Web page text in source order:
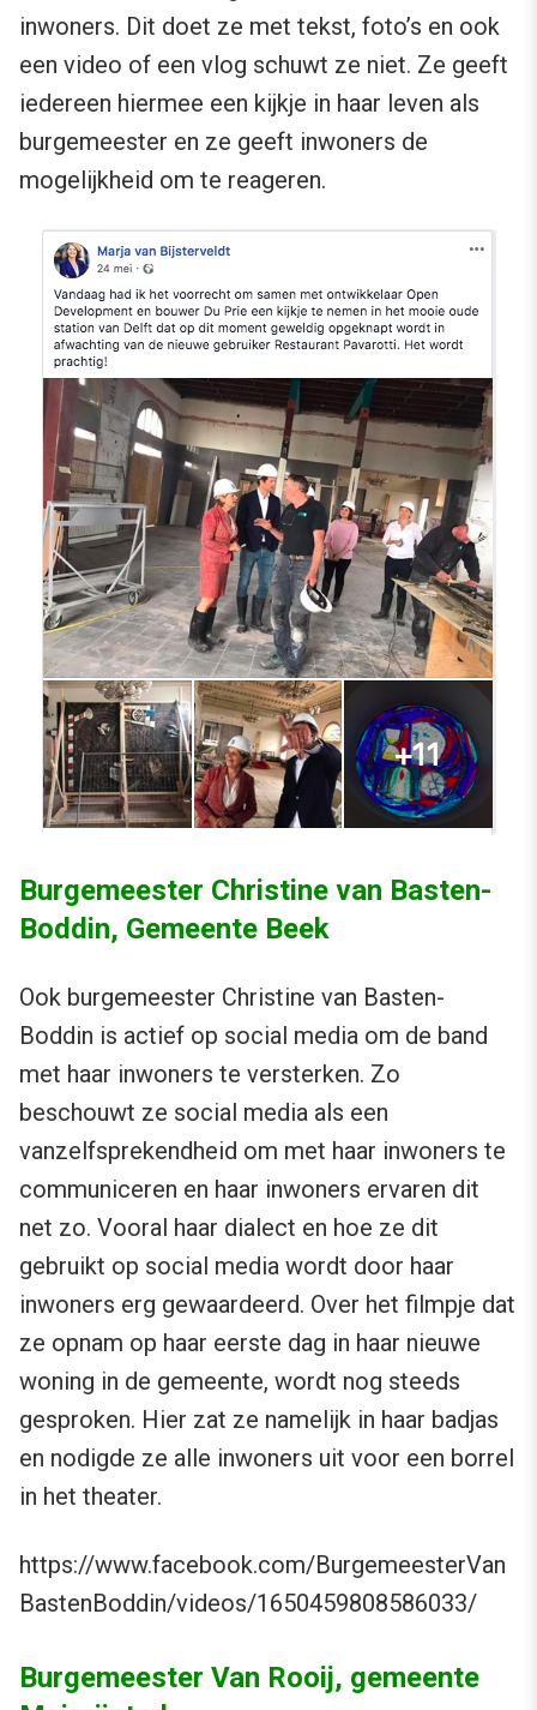
inwoners. Dit doet ze met tekst, foto’s en ook
een video of een vlog schuwt ze niet. Ze geeft
iedereen hiermee een kijkje in haar leven als
burgemeester en ze geeft inwoners de
mogelijkheid om te reageren.
Burgemeester Christine van Basten-
Boddin, Gemeente Beek
Ook burgemeester Christine van Basten-
Boddin is actief op social media om de band
met haar inwoners te versterken. Zo
beschouwt ze social media als een
vanzelfsprekendheid om met haar inwoners te
communiceren en haar inwoners ervaren dit
net zo. Vooral haar dialect en hoe ze dit
gebruikt op social media wordt door haar
inwoners erg gewaardeerd. Over het filmpje dat
ze opnam op haar eerste dag in haar nieuwe
woning in de gemeente, wordt nog steeds
gesproken. Hier zat ze namelijk in haar badjas
en nodigde ze alle inwoners uit voor een borrel
in het theater.
https://www.facebook.com/BurgemeesterVan
BastenBoddin/videos/1650459808586033/
Burgemeester Van Rooij, gemeente